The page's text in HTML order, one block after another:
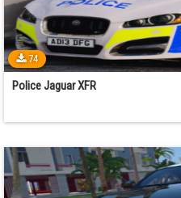
74
Police Jaguar XFR